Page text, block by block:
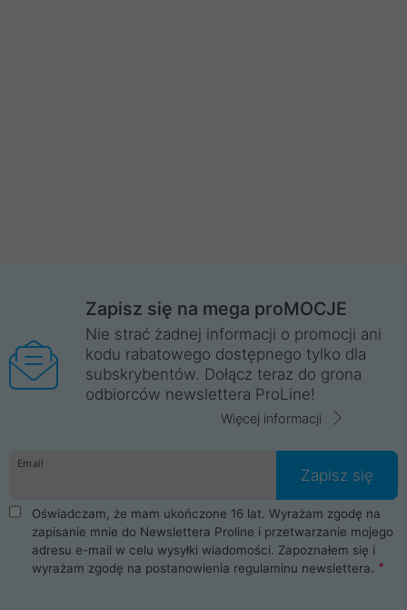
Zapisz się na mega proMOCJE
Nie strać żadnej informacji o promocji ani
kodu rabatowego dostępnego tylko dla
subskrybentów. Dołącz teraz do grona
odbiorców newslettera ProLine!
Więcej informacji
Email
Zapisz się
Oświadczam, że mam ukończone 16 lat. Wyrażam zgodę na
zapisanie mnie do Newslettera Proline i przetwarzanie mojego
adresu e-mail w celu wysyłki wiadomości. Zapoznałem się i
wyrażam zgodę na postanowienia regulaminu newslettera.